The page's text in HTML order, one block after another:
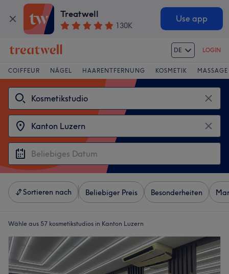
Treatwell
130K
Use app
DE LOGIN
COIFFEUR NÄGEL HAARENTFERNUNG KOSMETIK MASSAGE
Sortieren nach Beliebiger Preis Besonderheiten
Wähle aus 57 kosmetikstudios in Kanton Luzern